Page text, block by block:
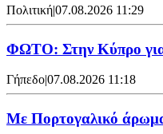
Πολιτική|07.08.2026 11:29
ΦΩΤΟ: Στην Κύπρο
Γήπεδο|07.08.2026 11:18
Με Πορτογαλικό